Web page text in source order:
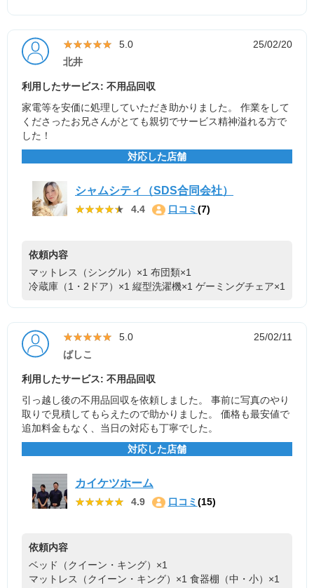
★★★★★
★★★★★ 5.0
25/02/20
北井
利用したサービス: 不用品回収
家電等を安価に処理していただき助かりました。 作業をして
くださったお兄さんがとても親切でサービス精神溢れる方で
した！
対応した店舗
シャムシティ（SDS合同会社）
★★★★★
★★★★★ 4.4 口コミ (7)
依頼内容
マットレス（シングル）×1 布団類×1
冷蔵庫（1・2ドア）×1 縦型洗濯機×1 ゲーミングチェア×1
★★★★★
★★★★★ 5.0
25/02/11
ばしこ
利用したサービス: 不用品回収
引っ越し後の不用品回収を依頼しました。 事前に写真のやり
取りで見積してもらえたので助かりました。 価格も最安値で
追加料金もなく、当日の対応も丁寧でした。
対応した店舗
カイケツホーム
★★★★★
★★★★★ 4.9 口コミ (15)
依頼内容
ベッド（クイーン・キング）×1
マットレス（クイーン・キング）×1 食器棚（中・小）×1